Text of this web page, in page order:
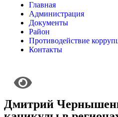
Главная
Администрация
Документы
Район
Противодействие
Контакты
Дмитрий